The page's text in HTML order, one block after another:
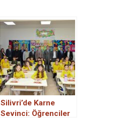
Silivri’de Karne
Sevinci: Öğrenciler